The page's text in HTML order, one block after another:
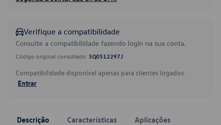
Verifique a compatibilidade
Consulte a compatibilidade fazendo login na sua conta.
Código original consultado: 5Q0512297J
Compatibilidade disponível apenas para clientes logados.
Entrar
Descrição Características Aplicações